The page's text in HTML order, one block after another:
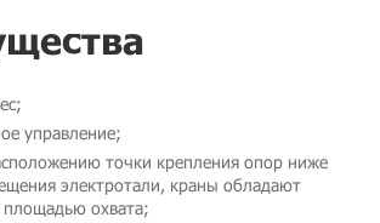
управление;
точки крепления опор ниже
электротали, краны обладают
площадью охвата;